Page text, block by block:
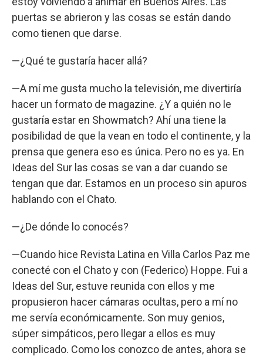
puertas se abrieron y las cosas se están dando
como tienen que darse.
—¿Qué te gustaría hacer allá?
—A mí me gusta mucho la televisión, me divertiría
hacer un formato de magazine. ¿Y a quién no le
gustaría estar en Showmatch? Ahí una tiene la
posibilidad de que la vean en todo el continente, y la
prensa que genera eso es única. Pero no es ya. En
Ideas del Sur las cosas se van a dar cuando se
tengan que dar. Estamos en un proceso sin apuros
hablando con el Chato.
—¿De dónde lo conocés?
—Cuando hice Revista Latina en Villa Carlos Paz me
conecté con el Chato y con (Federico) Hoppe. Fui a
Ideas del Sur, estuve reunida con ellos y me
propusieron hacer cámaras ocultas, pero a mí no
me servía económicamente. Son muy genios,
súper simpáticos, pero llegar a ellos es muy
complicado. Como los conozco de antes, ahora se